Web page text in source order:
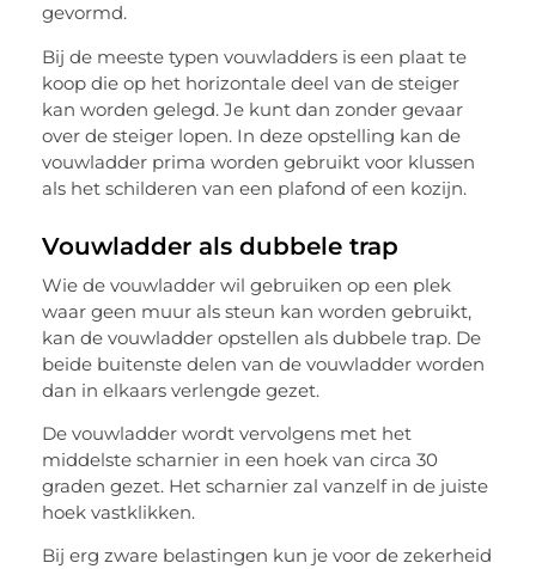
gevormd.
Bij de meeste typen vouwladders is een plaat te
koop die op het horizontale deel van de steiger
kan worden gelegd. Je kunt dan zonder gevaar
over de steiger lopen. In deze opstelling kan de
vouwladder prima worden gebruikt voor klussen
als het schilderen van een plafond of een kozijn.
Vouwladder als dubbele trap
Wie de vouwladder wil gebruiken op een plek
waar geen muur als steun kan worden gebruikt,
kan de vouwladder opstellen als dubbele trap. De
beide buitenste delen van de vouwladder worden
dan in elkaars verlengde gezet.
De vouwladder wordt vervolgens met het
middelste scharnier in een hoek van circa 30
graden gezet. Het scharnier zal vanzelf in de juiste
hoek vastklikken.
Bij erg zware belastingen kun je voor de zekerheid